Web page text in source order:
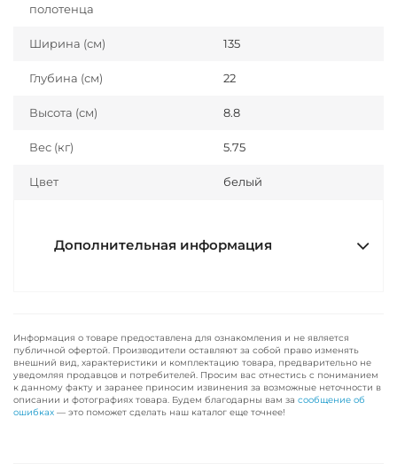
полотенца
Ширина (см) 135
Глубина (см) 22
Высота (см) 8.8
Вес (кг) 5.75
Цвет белый
Дополнительная информация
Информация о товаре предоставлена для ознакомления и не является
публичной офертой. Производители оставляют за собой право изменять
внешний вид, характеристики и комплектацию товара, предварительно не
уведомляя продавцов и потребителей. Просим вас отнестись с пониманием
к данному факту и заранее приносим извинения за возможные неточности в
описании и фотографиях товара. Будем благодарны вам за сообщение об
ошибках — это поможет сделать наш каталог еще точнее!